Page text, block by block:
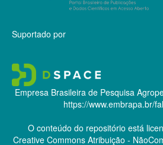
Suportado por
Empresa Brasileira de Pesquisa
https://www.embrapa.br/
O conteúdo do repositório está
Creative CommonsAtribuição -